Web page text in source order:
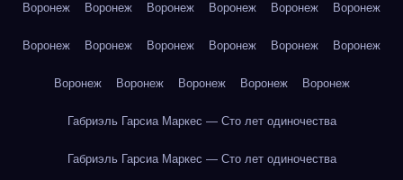
Воронеж Воронеж Воронеж Воронеж Воронеж Воронеж
Воронеж Воронеж Воронеж Воронеж Воронеж Воронеж
Воронеж Воронеж Воронеж Воронеж Воронеж
Габриэль Гарсиа Маркес — Сто лет одиночества
Габриэль Гарсиа Маркес — Сто лет одиночества